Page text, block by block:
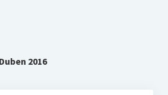
2016